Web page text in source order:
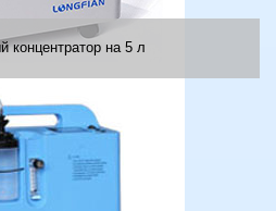
концентратор на 5 л